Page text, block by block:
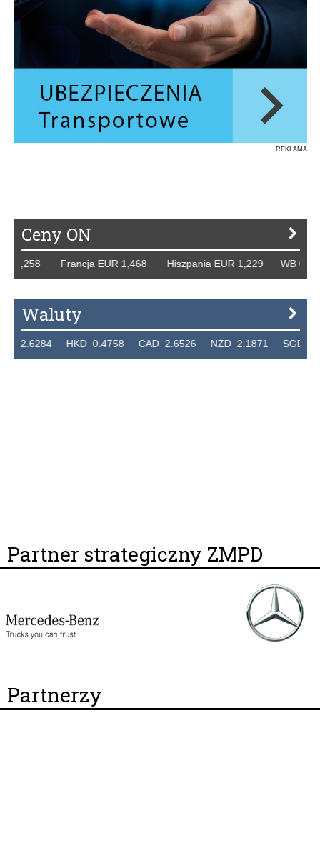
REKLAMA
Ceny ON
Francja EUR 1,468 Hiszpania EUR 1,229 WB
Waluty
HKD 0.4758 CAD 2.6526 NZD 2.1871 SGD
Partner strategiczny ZMPD
Partnerzy